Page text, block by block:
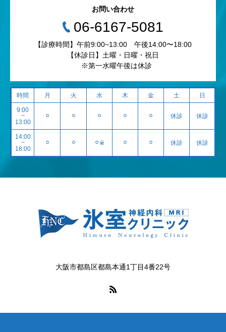
お問い合わせ
‭06-6167-5081‬
【診療時間】午前9:00~13:00 午後14:00〜18:00
【休診日】土曜・日曜・祝日
※第一水曜午後は休診
時間 月 火 水 木 金 土 日
9:00
~
13:00
⚪︎ ⚪︎ ⚪︎ ⚪︎ ⚪︎ 休診 休診
14:00
~
18:00
⚪︎ ⚪︎ ⚪︎※ ⚪︎ ⚪︎ 休診 休診
大阪市都島区都島本通1丁目4番22号